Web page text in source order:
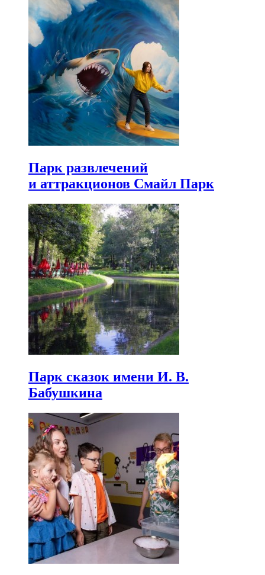
Парк развлечений
и аттракционов Смайл Парк
Парк сказок имени И. В.
Бабушкина